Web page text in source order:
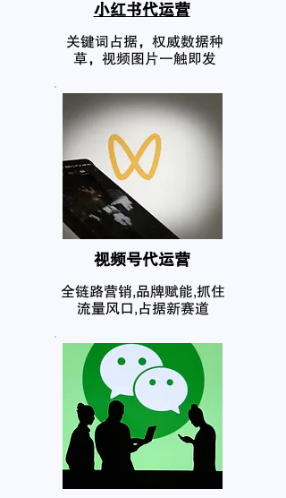
小红书代运营
关键词占据，权威数据种
草，视频图片一触即发
​视频号代运营
全链路营销,品牌赋能,抓住
流量风口,占据新赛道